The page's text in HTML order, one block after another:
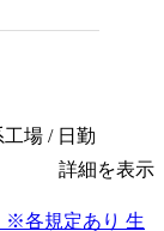
場 / 日勤
詳細を表示